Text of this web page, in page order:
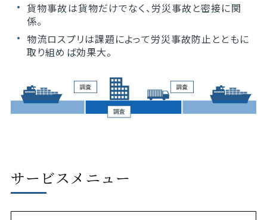
貨物事故は貨物だけでなく、労災事故と密接に関
係。​
物流ロスプリは課題によって労災事故防止とともに
取り組めば効果大。
サービスメニュー